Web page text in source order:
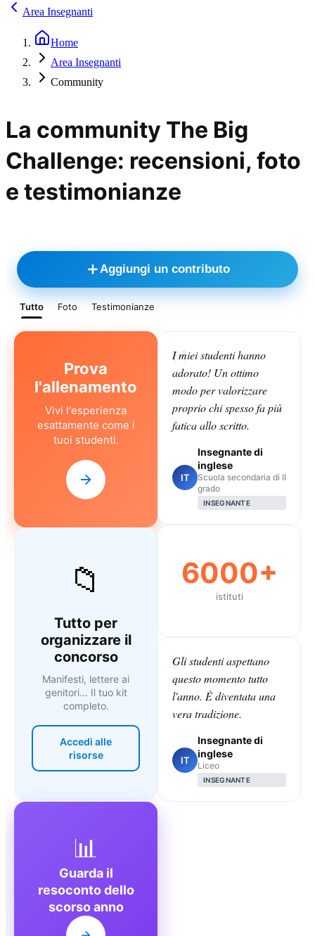
Area Insegnanti
Home
Area Insegnanti
Community
La community The Big
Challenge: recensioni, foto
e testimonianze
Aggiungi un contributo
Tutto Foto Testimonianze
Prova
l'allenamento
Vivi l'esperienza
esattamente come i
tuoi studenti.
📁
Tutto per
organizzare il
concorso
Manifesti, lettere ai
genitori... Il tuo kit
completo.
Accedi alle
risorse
I miei studenti hanno
adorato! Un ottimo
modo per valorizzare
proprio chi spesso fa più
fatica allo scritto.
IT
Insegnante di
inglese
Scuola secondaria di II
grado
INSEGNANTE
6000+
istituti
Gli studenti aspettano
questo momento tutto
l'anno. È diventata una
vera tradizione.
IT
Insegnante di
inglese
Liceo
INSEGNANTE
📊
Guarda il
resoconto dello
scorso anno